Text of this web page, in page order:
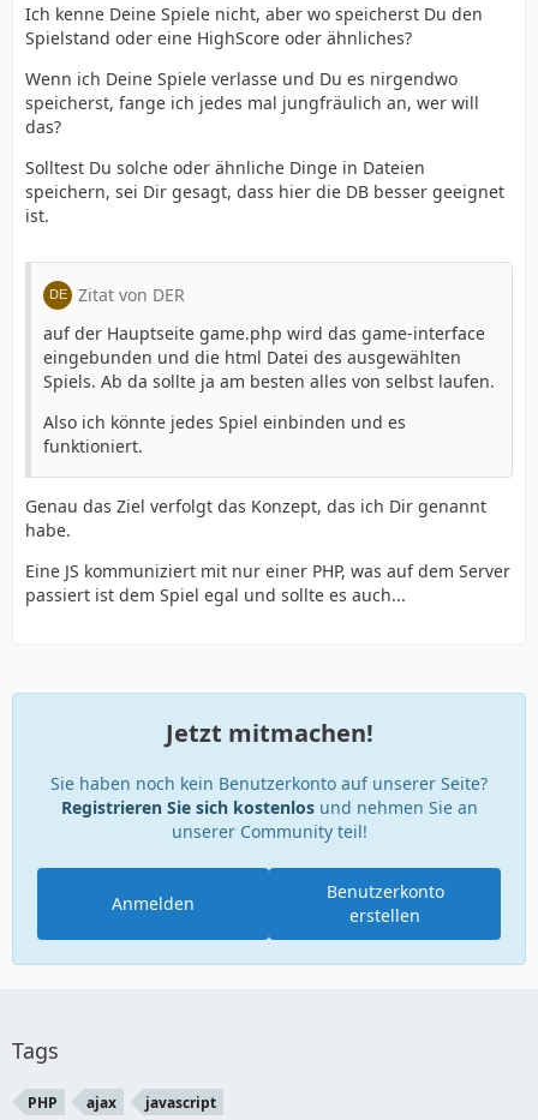
Ich kenne Deine Spiele nicht, aber wo speicherst Du den
Spielstand oder eine HighScore oder ähnliches?
Wenn ich Deine Spiele verlasse und Du es nirgendwo
speicherst, fange ich jedes mal jungfräulich an, wer will
das?
Solltest Du solche oder ähnliche Dinge in Dateien
speichern, sei Dir gesagt, dass hier die DB besser geeignet
ist.
Zitat von DER
auf der Hauptseite game.php wird das game-interface
eingebunden und die html Datei des ausgewählten
Spiels. Ab da sollte ja am besten alles von selbst laufen.
Also ich könnte jedes Spiel einbinden und es
funktioniert.
Genau das Ziel verfolgt das Konzept, das ich Dir genannt
habe.
Eine JS kommuniziert mit nur einer PHP, was auf dem Server
passiert ist dem Spiel egal und sollte es auch...
Jetzt mitmachen!
Sie haben noch kein Benutzerkonto auf unserer Seite?
Registrieren Sie sich kostenlosund nehmen Sie an
unserer Community teil!
Benutzerkonto
erstellen
Anmelden
Tags
PHP ajax javascript